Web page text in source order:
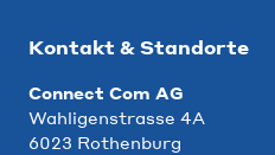
Kontakt & Standorte
Connect Com AG
Wahligenstrasse 4A
6023 Rothenburg